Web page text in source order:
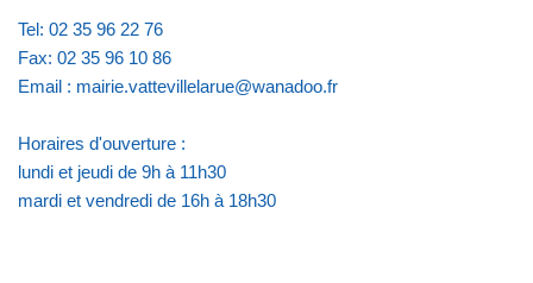
Tel: 02 35 96 22 76
Fax: 02 35 96 10 86
Email : mairie.vattevillelarue@wanadoo.fr
Horaires d'ouverture :
lundi et jeudi de 9h à 11h30
mardi et vendredi de 16h à 18h30